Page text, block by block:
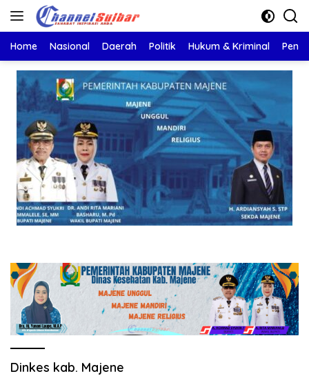
Langsung
Home Nasional Daerah Politik Hukum & Kriminal
Dinkes kab. Majene